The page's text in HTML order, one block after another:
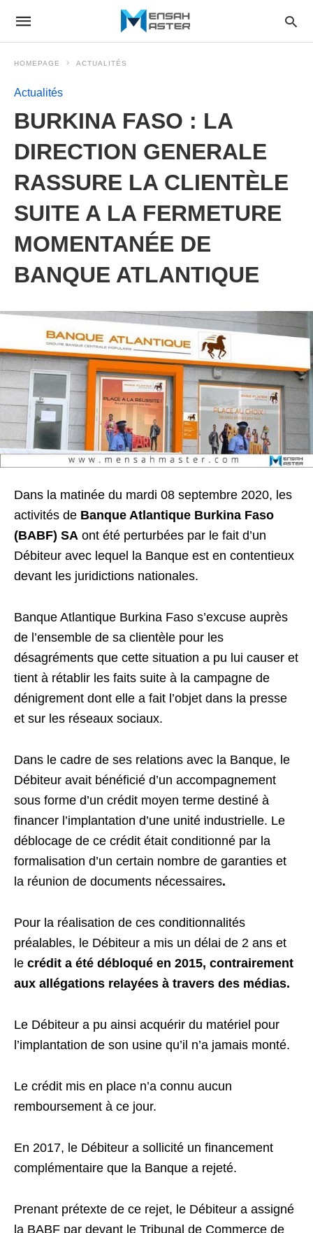
HOMEPAGE ACTUALITÉS
Actualités
BURKINA FASO : LA
DIRECTION GENERALE
RASSURE LA CLIENTÈLE
SUITE A LA FERMETURE
MOMENTANÉE DE
BANQUE ATLANTIQUE
Dans la matinée du mardi 08 septembre 2020, les
activités de Banque Atlantique Burkina Faso
(BABF) SA ont été perturbées par le fait d’un
Débiteur avec lequel la Banque est en contentieux
devant les juridictions nationales.
Banque Atlantique Burkina Faso s’excuse auprès
de l’ensemble de sa clientèle pour les
désagréments que cette situation a pu lui causer et
tient à rétablir les faits suite à la campagne de
dénigrement dont elle a fait l’objet dans la presse
et sur les réseaux sociaux.
Dans le cadre de ses relations avec la Banque, le
Débiteur avait bénéficié d’un accompagnement
sous forme d’un crédit moyen terme destiné à
financer l’implantation d’une unité industrielle. Le
déblocage de ce crédit était conditionné par la
formalisation d’un certain nombre de garanties et
la réunion de documents nécessaires.
Pour la réalisation de ces conditionnalités
préalables, le Débiteur a mis un délai de 2 ans et
le crédit a été débloqué en 2015, contrairement
aux allégations relayées à travers des médias.
Le Débiteur a pu ainsi acquérir du matériel pour
l’implantation de son usine qu’il n’a jamais monté.
Le crédit mis en place n’a connu aucun
remboursement à ce jour.
En 2017, le Débiteur a sollicité un financement
complémentaire que la Banque a rejeté.
Prenant prétexte de ce rejet, le Débiteur a assigné
la BABF par devant le Tribunal de Commerce de